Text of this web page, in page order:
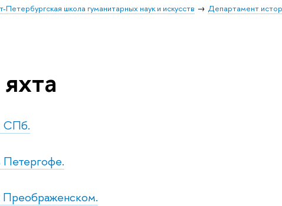
Петербургская школа гуманитарных наук и искусств Департамент
СПб.
Петергофе.
Преображенском.